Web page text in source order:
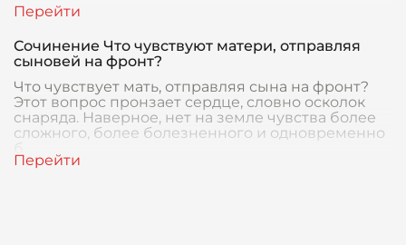
Сочинение Что чувствуют матери, отправляя
сыновей на фронт?
Что чувствует мать, отправляя сына на фронт?
Этот вопрос пронзает сердце, словно осколок
снаряда. Наверное, нет на земле чувства более
сложного, более болезненного и одновременно
б